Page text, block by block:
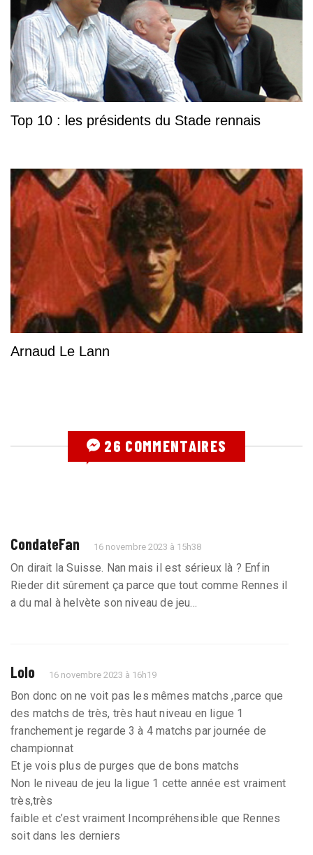
Top 10 : les présidents du Stade rennais
Arnaud Le Lann
26 COMMENTAIRES
CondateFan 16 novembre 2023 à 15h38
On dirait la Suisse. Nan mais il est sérieux là ? Enfin
Rieder dit sûrement ça parce que tout comme Rennes il
a du mal à helvète son niveau de jeu...
Lolo 16 novembre 2023 à 16h19
Bon donc on ne voit pas les mêmes matchs ,parce que
des matchs de très, très haut niveau en ligue 1
franchement je regarde 3 à 4 matchs par journée de
championnat
Et je vois plus de purges que de bons matchs
Non le niveau de jeu la ligue 1 cette année est vraiment
très,très
faible et c’est vraiment Incompréhensible que Rennes
soit dans les derniers